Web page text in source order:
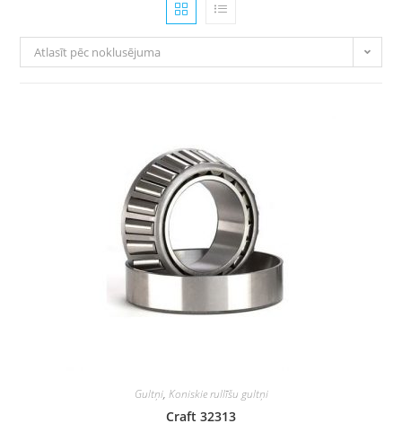
Atlasīt pēc noklusējuma
Gultņi, Koniskie rullīšu gultņi
Craft 32313